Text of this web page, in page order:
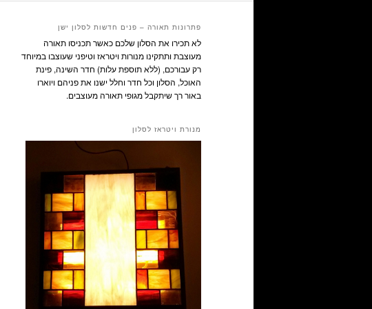
פתרונות תאורה – פנים חדשות לסלון ישן
לא תכירו את הסלון שלכם כאשר תכניסו תאורה
מעוצבת ותתקינו מנורות ויטראז וטיפני שעוצבו במיוחד
רק עבורכם, (ללא תוספת עלות) חדר השינה, פינת
האוכל, הסלון וכל חדר וחלל ישנו את פניהם ויוארו
באור רך שיתקבל מגופי תאורה מעוצבים.
מנורת ויטראז לסלון